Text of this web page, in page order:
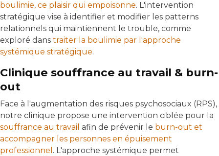
boulimie, ce plaisir qui empoisonne. L'intervention
stratégique vise à identifier et modifier les patterns
relationnels qui maintiennent le trouble, comme
exploré dans traiter la boulimie par l'approche
systémique stratégique.
Clinique souffrance au travail & burn-
out
Face à l'augmentation des risques psychosociaux (RPS),
notre clinique propose une intervention ciblée pour la
souffrance au travail afin de prévenir le burn-out et
accompagner les personnes en épuisement
professionnel . L'approche systémique permet